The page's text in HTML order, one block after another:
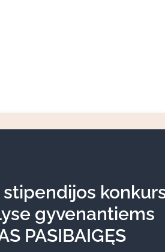
gyvenantiems
PASIBAIGĘS